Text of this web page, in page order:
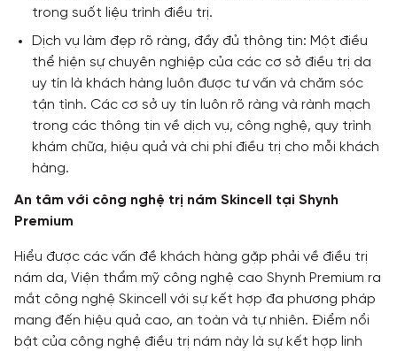
trong suốt liệu trình điều trị.
Dịch vụ làm đẹp rõ ràng, đầy đủ thông tin: Một điều
thể hiện sự chuyên nghiệp của các cơ sở điều trị da
uy tín là khách hàng luôn được tư vấn và chăm sóc
tận tình. Các cơ sở uy tín luôn rõ ràng và rành mạch
trong các thông tin về dịch vụ, công nghệ, quy trình
khám chữa, hiệu quả và chi phí điều trị cho mỗi khách
hàng.
An tâm với công nghệ trị nám Skincell tại Shynh
Premium
Hiểu được các vấn đề khách hàng gặp phải về điều trị
nám da, Viện thẩm mỹ công nghệ cao Shynh Premium ra
mắt công nghệ Skincell với sự kết hợp đa phương pháp
mang đến hiệu quả cao, an toàn và tự nhiên. Điểm nổi
bật của công nghệ điều trị nám này là sự kết hợp linh